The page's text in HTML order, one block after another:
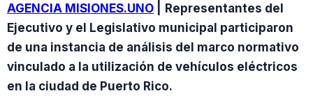
AGENCIA MISIONES.UNO
Representantes del
Ejecutivo y el Legislativo municipal participaron
de una instancia de análisis del marco normativo
vinculado a la utilización de vehículos eléctricos
en la ciudad de Puerto Rico.